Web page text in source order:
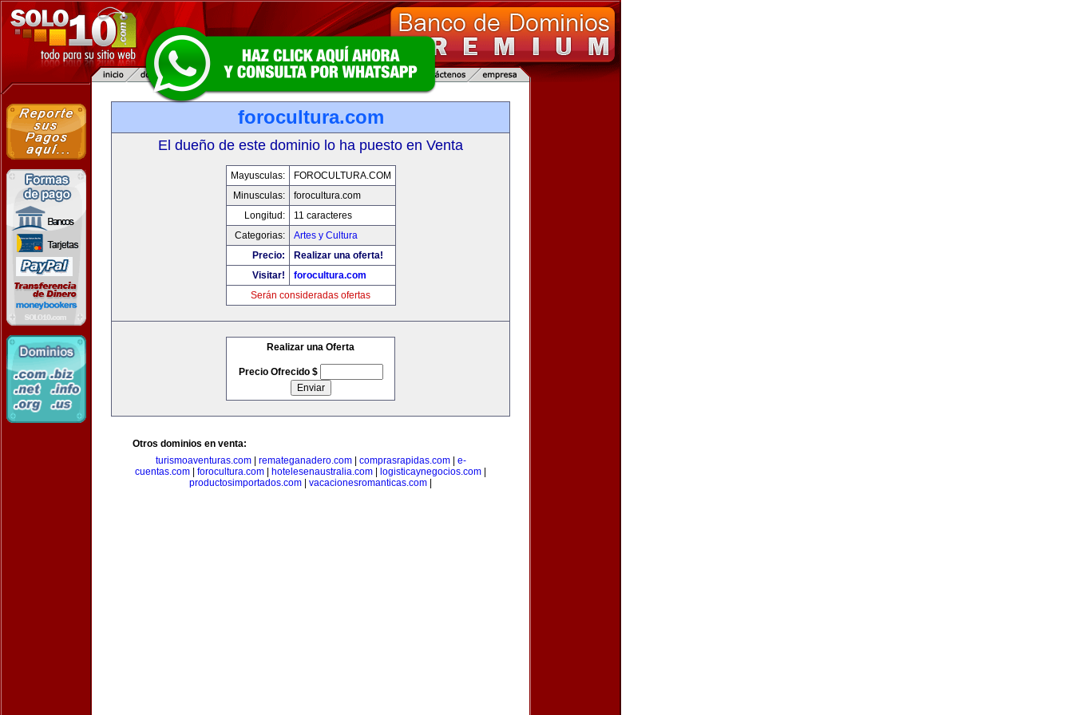
forocultura.com
El dueño de este dominio lo ha puesto en Venta
Mayusculas:
FOROCULTURA.COM
Minusculas:
forocultura.com
Longitud:
11 caracteres
Categorias:
Artes y Cultura
Precio:
Realizar una oferta!
Visitar!
forocultura.com
Serán consideradas ofertas
Realizar una Oferta
Precio Ofrecido $
Otros dominios en venta:
turismoaventuras.com| remateganadero.com| comprasrapidas.com| e-
cuentas.com
forocultura.com hotelesenaustralia.com logisticaynegocios.com
productosimportados.com
vacacionesromanticas.com